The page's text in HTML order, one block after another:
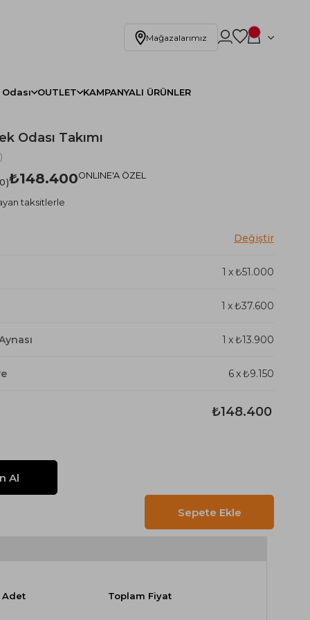
Mağazalarımız
OUTLET KAMPANYALI ÜRÜNLER
Odası Takımı
₺148.400
taksitlerle
ONLINE'A ÖZEL
1 x₺51.000
1 x₺37.600
1 x₺13.900
6x₺9.150
₺148.400
Adet Toplam Fiyat